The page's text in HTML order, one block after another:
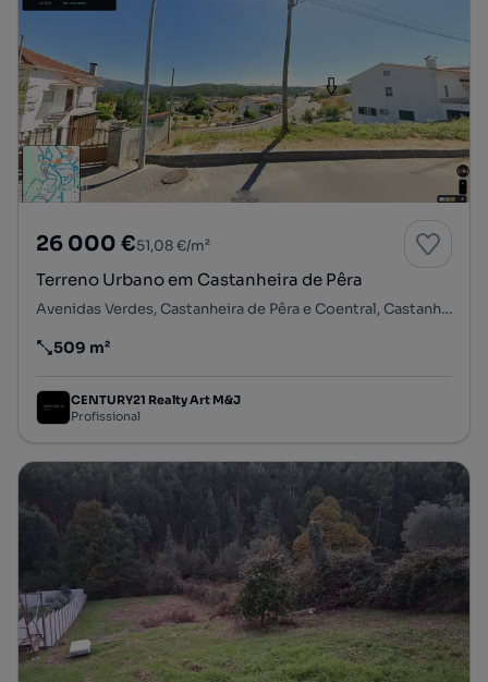
26 000 €51,08 €/m²
Terreno Urbano em Castanheira de Pêra
Avenidas Verdes, Castanheira de Pêra e Coentral, Castanheira de Pêra, Leiria
Preço por metro quadrado
509 m²
CENTURY21 Realty Art M&J
Profissional